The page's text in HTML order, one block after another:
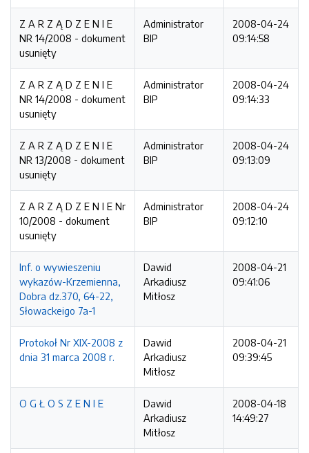
Z A R Z Ą D Z E N I E
NR 14/2008 - dokument
usunięty
Administrator
BIP
2008-04-24
09:14:58
Z A R Z Ą D Z E N I E
NR 14/2008 - dokument
usunięty
Administrator
BIP
2008-04-24
09:14:33
Z A R Z Ą D Z E N I E
NR 13/2008 - dokument
usunięty
Administrator
BIP
2008-04-24
09:13:09
Z A R Z Ą D Z E N I E Nr
10/2008 - dokument
usunięty
Administrator
BIP
2008-04-24
09:12:10
Inf. o wywieszeniu
wykazów-Krzemienna,
Dobra dz.370, 64-22,
Słowackeigo 7a-1
Dawid
Arkadiusz
Mitłosz
2008-04-21
09:41:06
Protokoł Nr XIX-2008 z
dnia 31 marca 2008 r.
Dawid
Arkadiusz
Mitłosz
2008-04-21
09:39:45
O G Ł O S Z E N I E
Dawid
Arkadiusz
Mitłosz
2008-04-18
14:49:27